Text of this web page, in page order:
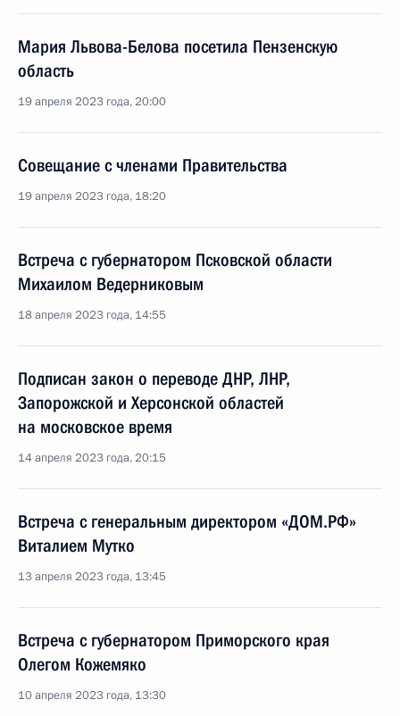
Мария Львова-Белова посетила Пензенскую
область
19 апреля 2023 года, 20:00
Совещание с членами Правительства
19 апреля 2023 года, 18:20
Встреча с губернатором Псковской области
Михаилом Ведерниковым
18 апреля 2023 года, 14:55
Подписан закон о переводе ДНР, ЛНР,
Запорожской и Херсонской областей
на московское время
14 апреля 2023 года, 20:15
Встреча с генеральным директором «ДОМ.РФ»
Виталием Мутко
13 апреля 2023 года, 13:45
Встреча с губернатором Приморского края
Олегом Кожемяко
10 апреля 2023 года, 13:30